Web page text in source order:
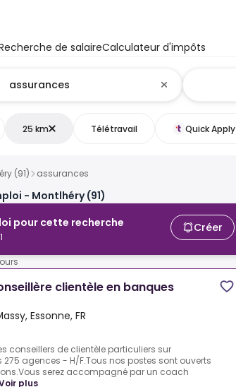
de salaireCalculateur d'impôts
25 km Télétravail Quick Apply
(91) assurances
- Montlhéry (91)
pour cette recherche
Créer
clientèle en banques
Essonne, FR
conseillers de clientèle particuliers sur
275 agences - H/F.Tous nos postes sont ouverts
serez accompagné par un coach
plus